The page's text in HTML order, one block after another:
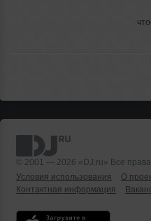
© 2001 — 2026 «DJ.ru» Все
Условия использования
О
Контактная информация